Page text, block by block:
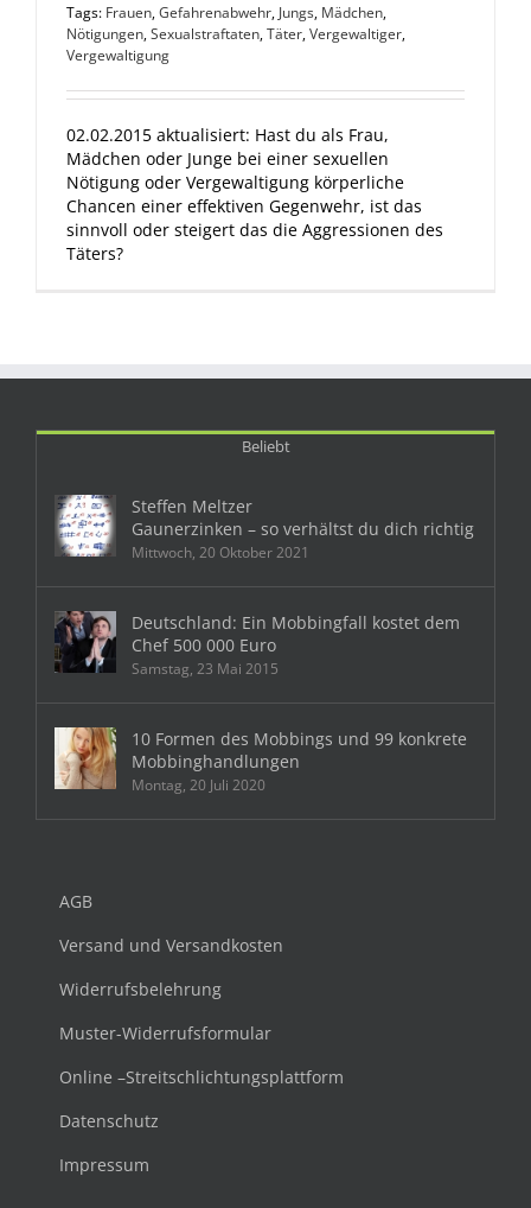
Tags: Frauen,Gefahrenabwehr, Jungs, Mädchen,
Nötigungen,Sexualstraftaten,Täter,Vergewaltiger,
Vergewaltigung
02.02.2015 aktualisiert: Hast du als Frau,
Mädchen oder Junge bei einer sexuellen
Nötigung oder Vergewaltigung körperliche
Chancen einer effektiven Gegenwehr, ist das
sinnvoll oder steigert das die Aggressionen des
Täters?
Beliebt
Steffen Meltzer
Gaunerzinken – so verhältst du dich richtig
Mittwoch, 20 Oktober 2021
Deutschland: Ein Mobbingfall kostet dem
Chef 500 000 Euro
Samstag, 23 Mai 2015
10 Formen des Mobbings und 99 konkrete
Mobbinghandlungen
Montag, 20 Juli 2020
AGB
Versand und Versandkosten
Widerrufsbelehrung
Muster-Widerrufsformular
Online –Streitschlichtungsplattform
Datenschutz
Impressum